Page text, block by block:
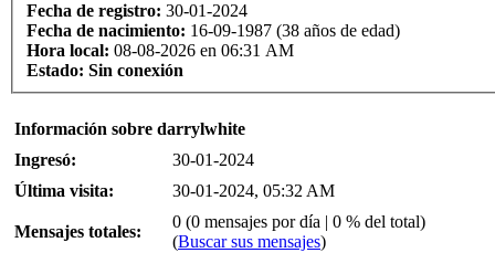
Fecha de registro: 30-01-2024
Fecha de nacimiento: 16-09-1987 (38 años de edad)
Hora local: 08-08-2026 en 06:31 AM
Estado: Sin conexión
Información sobre darrylwhite
Ingresó:
30-01-2024
Última visita:
30-01-2024, 05:32 AM
Mensajes totales:
0 (0 mensajes por día | 0 % del total)
(Buscar sus mensajes)